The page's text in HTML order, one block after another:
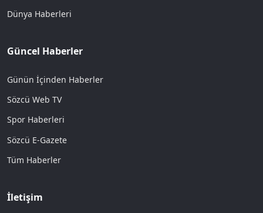
Dünya Haberleri
Güncel Haberler
Günün İçinden Haberler
Sözcü Web TV
Spor Haberleri
Sözcü E-Gazete
Tüm Haberler
İletişim